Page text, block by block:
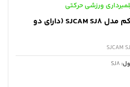
ورزشی حرکتی
دوربین اکشن اس جی کم مدل SJCAM SJ8 (دارای دو
SJCAM
SJ8